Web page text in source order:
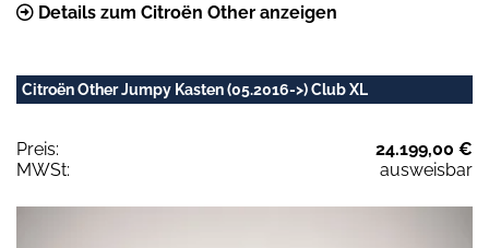
Details zum Citroën Other anzeigen
Citroën Other Jumpy Kasten (05.2016->) Club XL
Preis:
24.199,00 €
MWSt:
ausweisbar